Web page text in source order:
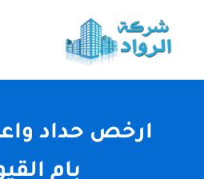
المحتوى
ارخص حداد
بام